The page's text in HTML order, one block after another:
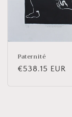
Paternité
Prix
€538.15 EUR